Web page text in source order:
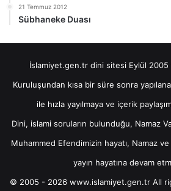
21 Temmuz 2012
Sübhaneke Duası
İslamiyet.gen.tr dini sitesi Eylül 2005
Kuruluşundan kısa bir süre sonra
ile hızla yayılmaya ve içerik
Dini, islami soruların bulunduğu, Namaz
Muhammed Efendimizin hayatı, Namaz
yayın hayatına devam
© 2005 - 2026 www.islamiyet.gen.tr All